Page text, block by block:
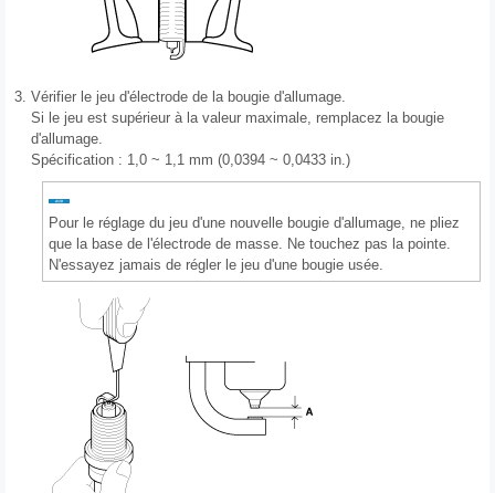
3. Vérifier le jeu d'électrode de la bougie d'allumage.
Si le jeu est supérieur à la valeur maximale, remplacez la bougie
d'allumage.
Spécification : 1,0 ~ 1,1 mm (0,0394 ~ 0,0433 in.)
Pour le réglage du jeu d'une nouvelle bougie d'allumage, ne pliez
que la base de l'électrode de masse. Ne touchez pas la pointe.
N'essayez jamais de régler le jeu d'une bougie usée.